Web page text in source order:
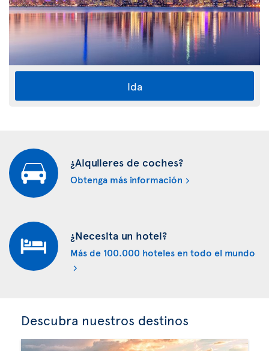
Ida
¿Alquileres de coches?
Obtenga más información
¿Necesita un hotel?
Más de 100.000 hoteles en todo el mundo
Descubra nuestros destinos